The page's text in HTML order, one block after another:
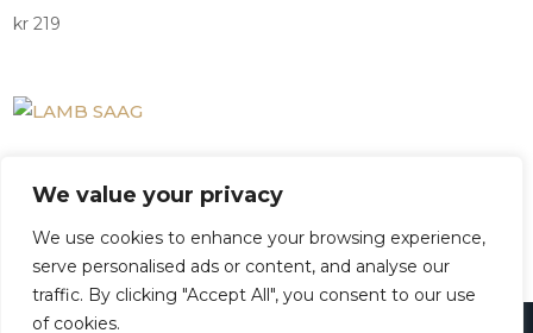
We value your privacy
We use cookies to enhance your browsing experience,
serve personalised ads or content, and analyse our
traffic. By clicking "Accept All", you consent to our use
of cookies.
kr 219